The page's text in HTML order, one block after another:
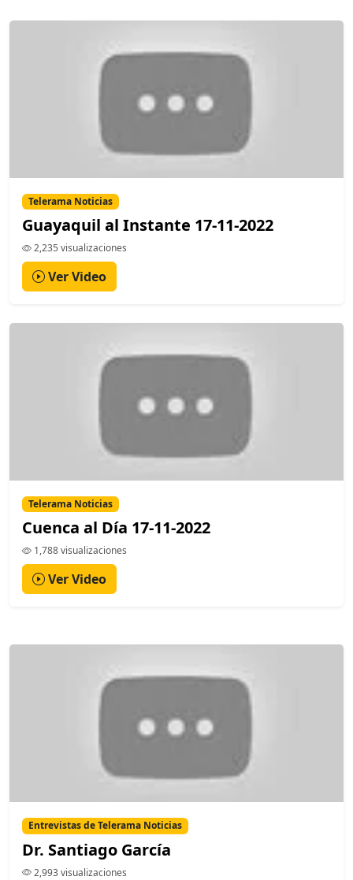
Telerama Noticias
Guayaquil al Instante 17-11-2022
2,235 visualizaciones
Ver Video
Telerama Noticias
Cuenca al Día 17-11-2022
1,788 visualizaciones
Ver Video
Entrevistas de Telerama Noticias
Dr. Santiago García
2,993 visualizaciones